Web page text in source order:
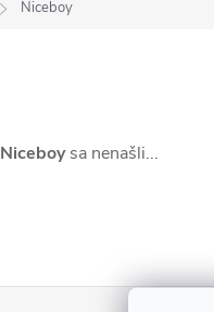
Niceboy
Niceboysa nenašli...